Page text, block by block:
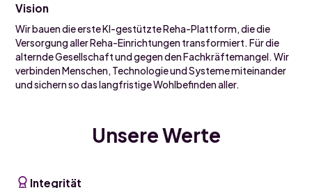
Vision
Wir bauen die erste KI-gestützte Reha-Plattform, die die
Versorgung aller Reha-Einrichtungen transformiert. Für die
alternde Gesellschaft und gegen den Fachkräftemangel. Wir
verbinden Menschen, Technologie und Systeme miteinander
und sichern so das langfristige Wohlbefinden aller.
Unsere Werte
Integrität